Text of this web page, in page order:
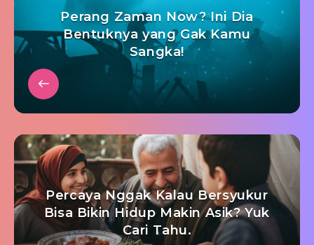
Perang Zaman Now? Ini Dia
Bentuknya yang Gak Kamu
Sangka!
Percaya Nggak Kalau Bersyukur
Bisa Bikin Hidup Makin Asik? Yuk
Cari Tahu.